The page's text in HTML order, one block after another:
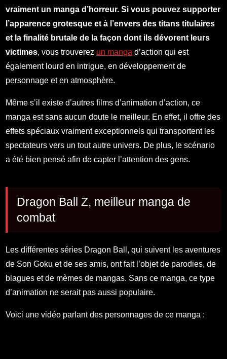
vraiment un manga d’horreur. Si vous pouvez supporter
l’apparence grotesque et à l’envers des titans titulaires
et la finalité brutale de la façon dont ils dévorent leurs
victimes, vous trouverez un manga d’action qui est
également lourd en intrigue, en développement de
personnage et en atmosphère.
Même s’il existe d’autres films d’animation d’action, ce
manga est sans aucun doute le meilleur. En effet, il offre des
effets spéciaux vraiment exceptionnels qui transportent les
spectateurs vers un tout autre univers. De plus, le scénario
a été bien pensé afin de capter l’attention des gens.
Dragon Ball Z, meilleur manga de
combat
Les différentes séries Dragon Ball, qui suivent les aventures
de Son Goku et de ses amis, ont fait l’objet de parodies, de
blagues et de mèmes de mangas. Sans ce manga, ce type
d’animation ne serait pas aussi populaire.
Voici une vidéo parlant des personnages de ce manga :